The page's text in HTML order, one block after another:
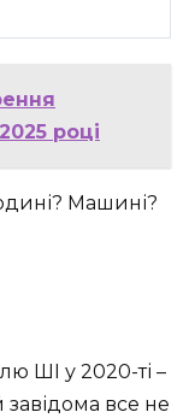
році
Машині?
ШІ у 2020-ті –
завідома все не